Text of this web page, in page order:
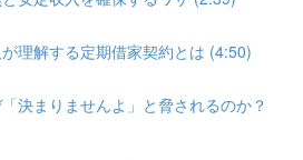
理解する定期借家契約とは (4:50)
決まりませんよ」と脅されるのか？